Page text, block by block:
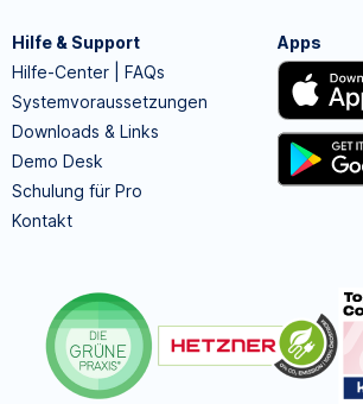
Hilfe & Support
Hilfe-Center | FAQs
Systemvoraussetzungen
Downloads & Links
Demo Desk
Schulung für Pro
Kontakt
Apps